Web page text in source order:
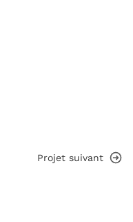
Projet suivant